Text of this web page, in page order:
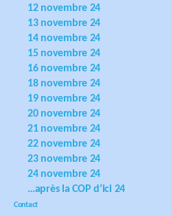
12 novembre 24
13 novembre 24
14 novembre 24
15 novembre 24
16 novembre 24
18 novembre 24
19 novembre 24
20 novembre 24
21 novembre 24
22 novembre 24
23 novembre 24
24 novembre 24
…après la COP d’ici 24
Contact